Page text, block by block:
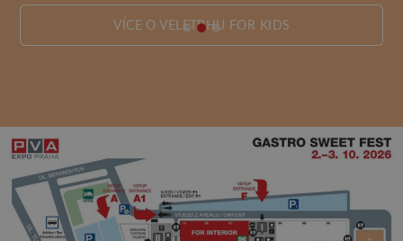
VÍCE O VELETRHU FOR KIDS